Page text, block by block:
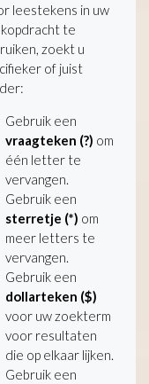
leestekens in uw
te
zoekt u
of juist
Gebruik een
vraagteken (?) om
één letter te
vervangen.
Gebruik een
sterretje (*) om
meer letters te
vervangen.
Gebruik een
dollarteken ($)
voor uw zoekterm
voor resultaten
die op elkaar lijken.
Gebruik een